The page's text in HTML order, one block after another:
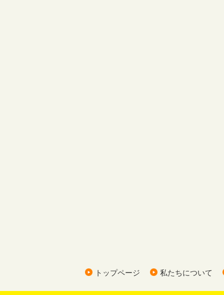
トップページ 私たちについて